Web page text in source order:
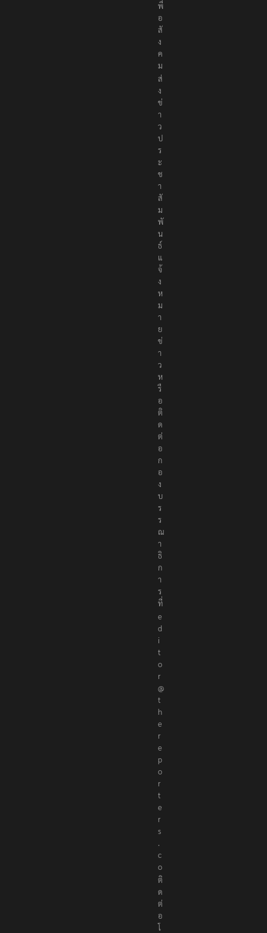
พื่
อ
สั
ง
ค
ม
ส่
ง
ข่
า
ว
ป
ร
ะ
ช
า
สั
ม
พั
น
ธ์
แ
จ้
ง
ห
ม
า
ย
ข่
า
ว
ห
รื
อ
ติ
ด
ต่
อ
ก
อ
ง
บ
ร
ร
ณ
า
ธิ
ก
า
ร
ที่
e
d
i
t
o
r
@
t
h
e
r
e
p
o
r
t
e
r
s
.
c
o
ติ
ด
ต่
อ
โ